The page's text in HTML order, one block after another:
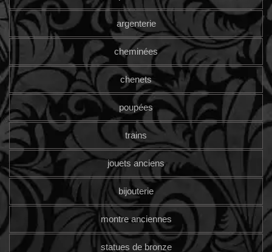
argenterie
cheminées
chenets
poupées
trains
jouets anciens
bijouterie
montre anciennes
statues de bronze